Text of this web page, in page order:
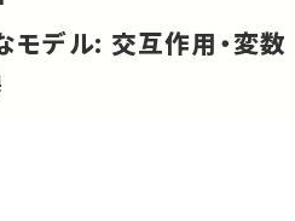
デル: 交互作用・変数